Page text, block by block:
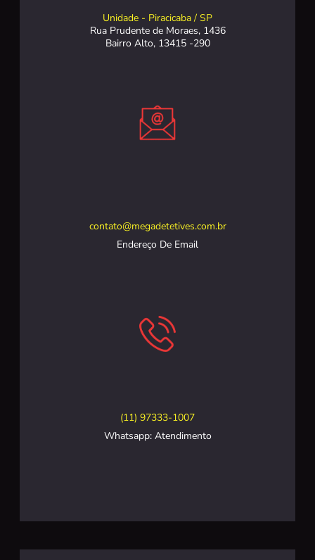
Unidade - Piracicaba / SP
Rua Prudente de Moraes, 1436
Bairro Alto, 13415 -290
contato@megadetetives.com.br
Endereço De Email
(11) 97333-1007
Whatsapp: Atendimento